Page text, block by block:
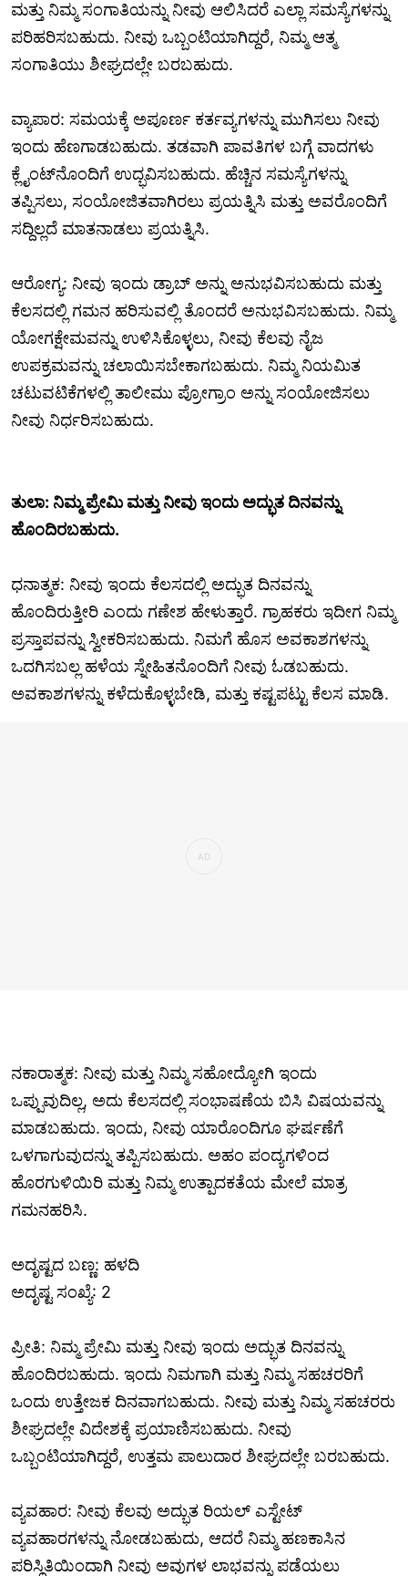
ಮತ್ತು ನಿಮ್ಮ ಸಂಗಾತಿಯನ್ನು ನೀವು ಆಲಿಸಿದರೆ ಎಲ್ಲಾ ಸಮಸ್ಯೆಗಳನ್ನು
ಪರಿಹರಿಸಬಹುದು. ನೀವು ಒಬ್ಬಂಟಿಯಾಗಿದ್ದರೆ, ನಿಮ್ಮ ಆತ್ಮ
ಸಂಗಾತಿಯು ಶೀಘ್ರದಲ್ಲೇ ಬರಬಹುದು.
ವ್ಯಾಪಾರ: ಸಮಯಕ್ಕೆ ಅಪೂರ್ಣ ಕರ್ತವ್ಯಗಳನ್ನು ಮುಗಿಸಲು ನೀವು
ಇಂದು ಹೆಣಗಾಡಬಹುದು. ತಡವಾಗಿ ಪಾವತಿಗಳ ಬಗ್ಗೆ ವಾದಗಳು
ಕ್ಲೈಂಟ್‌ನೊಂದಿಗೆ ಉದ್ಭವಿಸಬಹುದು. ಹೆಚ್ಚಿನ ಸಮಸ್ಯೆಗಳನ್ನು
ತಪ್ಪಿಸಲು, ಸಂಯೋಜಿತವಾಗಿರಲು ಪ್ರಯತ್ನಿಸಿ ಮತ್ತು ಅವರೊಂದಿಗೆ
ಸದ್ದಿಲ್ಲದೆ ಮಾತನಾಡಲು ಪ್ರಯತ್ನಿಸಿ.
ಆರೋಗ್ಯ: ನೀವು ಇಂದು ಡ್ರಾಬ್ ಅನ್ನು ಅನುಭವಿಸಬಹುದು ಮತ್ತು
ಕೆಲಸದಲ್ಲಿ ಗಮನ ಹರಿಸುವಲ್ಲಿ ತೊಂದರೆ ಅನುಭವಿಸಬಹುದು. ನಿಮ್ಮ
ಯೋಗಕ್ಷೇಮವನ್ನು ಉಳಿಸಿಕೊಳ್ಳಲು, ನೀವು ಕೆಲವು ನೈಜ
ಉಪಕ್ರಮವನ್ನು ಚಲಾಯಿಸಬೇಕಾಗಬಹುದು. ನಿಮ್ಮ ನಿಯಮಿತ
ಚಟುವಟಿಕೆಗಳಲ್ಲಿ ತಾಲೀಮು ಪ್ರೋಗ್ರಾಂ ಅನ್ನು ಸಂಯೋಜಿಸಲು
ನೀವು ನಿರ್ಧರಿಸಬಹುದು.
ತುಲಾ: ನಿಮ್ಮ ಪ್ರೇಮಿ ಮತ್ತು ನೀವು ಇಂದು ಅದ್ಭುತ ದಿನವನ್ನು
ಹೊಂದಿರಬಹುದು.
ಧನಾತ್ಮಕ: ನೀವು ಇಂದು ಕೆಲಸದಲ್ಲಿ ಅದ್ಭುತ ದಿನವನ್ನು
ಹೊಂದಿರುತ್ತೀರಿ ಎಂದು ಗಣೇಶ ಹೇಳುತ್ತಾರೆ. ಗ್ರಾಹಕರು ಇದೀಗ ನಿಮ್ಮ
ಪ್ರಸ್ತಾಪವನ್ನು ಸ್ವೀಕರಿಸಬಹುದು. ನಿಮಗೆ ಹೊಸ ಅವಕಾಶಗಳನ್ನು
ಒದಗಿಸಬಲ್ಲ ಹಳೆಯ ಸ್ನೇಹಿತನೊಂದಿಗೆ ನೀವು ಓಡಬಹುದು.
ಅವಕಾಶಗಳನ್ನು ಕಳೆದುಕೊಳ್ಳಬೇಡಿ, ಮತ್ತು ಕಷ್ಟಪಟ್ಟು ಕೆಲಸ ಮಾಡಿ.
ನಕಾರಾತ್ಮಕ: ನೀವು ಮತ್ತು ನಿಮ್ಮ ಸಹೋದ್ಯೋಗಿ ಇಂದು
ಒಪ್ಪುವುದಿಲ್ಲ, ಅದು ಕೆಲಸದಲ್ಲಿ ಸಂಭಾಷಣೆಯ ಬಿಸಿ ವಿಷಯವನ್ನು
ಮಾಡಬಹುದು. ಇಂದು, ನೀವು ಯಾರೊಂದಿಗೂ ಘರ್ಷಣೆಗೆ
ಒಳಗಾಗುವುದನ್ನು ತಪ್ಪಿಸಬಹುದು. ಅಹಂ ಪಂದ್ಯಗಳಿಂದ
ಹೊರಗುಳಿಯಿರಿ ಮತ್ತು ನಿಮ್ಮ ಉತ್ಪಾದಕತೆಯ ಮೇಲೆ ಮಾತ್ರ
ಗಮನಹರಿಸಿ.
ಅದೃಷ್ಟದ ಬಣ್ಣ: ಹಳದಿ
ಅದೃಷ್ಟ ಸಂಖ್ಯೆ: 2
ಪ್ರೀತಿ: ನಿಮ್ಮ ಪ್ರೇಮಿ ಮತ್ತು ನೀವು ಇಂದು ಅದ್ಭುತ ದಿನವನ್ನು
ಹೊಂದಿರಬಹುದು. ಇಂದು ನಿಮಗಾಗಿ ಮತ್ತು ನಿಮ್ಮ ಸಹಚರರಿಗೆ
ಒಂದು ಉತ್ತೇಜಕ ದಿನವಾಗಬಹುದು. ನೀವು ಮತ್ತು ನಿಮ್ಮ ಸಹಚರರು
ಶೀಘ್ರದಲ್ಲೇ ವಿದೇಶಕ್ಕೆ ಪ್ರಯಾಣಿಸಬಹುದು. ನೀವು
ಒಬ್ಬಂಟಿಯಾಗಿದ್ದರೆ, ಉತ್ತಮ ಪಾಲುದಾರ ಶೀಘ್ರದಲ್ಲೇ ಬರಬಹುದು.
ವ್ಯವಹಾರ: ನೀವು ಕೆಲವು ಅದ್ಭುತ ರಿಯಲ್ ಎಸ್ಟೇಟ್
ವ್ಯವಹಾರಗಳನ್ನು ನೋಡಬಹುದು, ಆದರೆ ನಿಮ್ಮ ಹಣಕಾಸಿನ
ಪರಿಸ್ಥಿತಿಯಿಂದಾಗಿ ನೀವು ಅವುಗಳ ಲಾಭವನ್ನು ಪಡೆಯಲು